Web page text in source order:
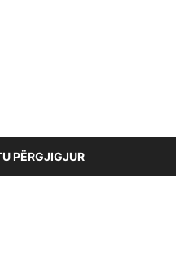
PËRGJIGJUR